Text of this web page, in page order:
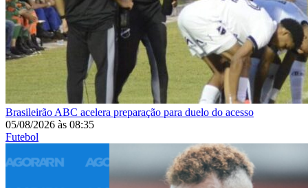
Brasileirão ABC acelera preparação para duelo do acesso
05/08/2026 às 08:35
Futebol